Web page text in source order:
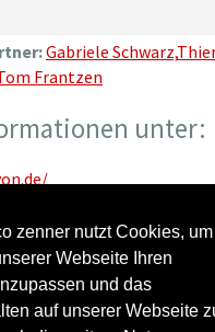
zenner nutzt Cookies, um
Webseite Ihren
und das
auf unserer Webseite
Gabriele Schwarz,
Frantzen
unter:
an unserem